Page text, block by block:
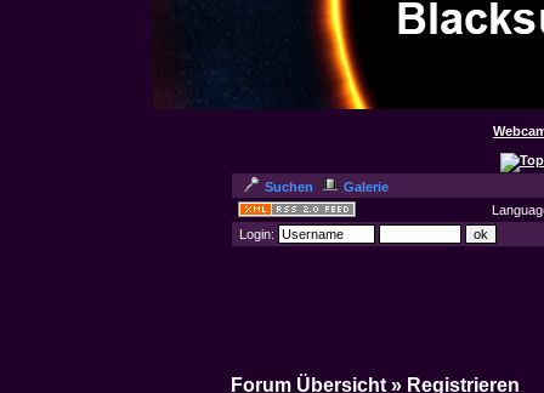
Suchen
Galerie
Login:
Forum Übersicht » Registrieren